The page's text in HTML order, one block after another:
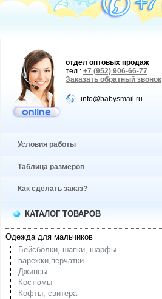
отдел оптовых продаж
тел.: +7 (952) 906-66-77
Заказать обратный звонок
info@babysmail.ru
Условия работы
Таблица размеров
Как сделать заказ?
КАТАЛОГ ТОВАРОВ
Одежда для мальчиков
Бейсболки, шапки, шарфы
варежки,перчатки
Джинсы
Костюмы
Кофты, свитера